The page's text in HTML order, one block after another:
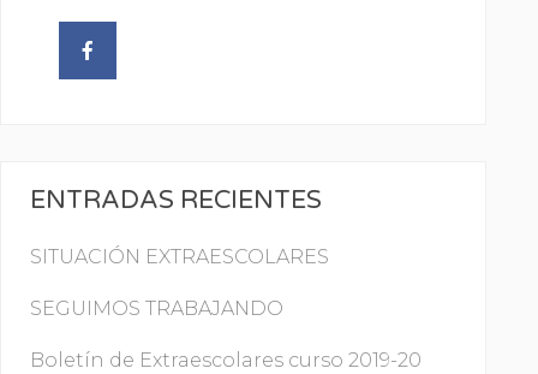
ENTRADAS RECIENTES
SITUACIÓN EXTRAESCOLARES
SEGUIMOS TRABAJANDO
Boletín de Extraescolares curso 2019-20